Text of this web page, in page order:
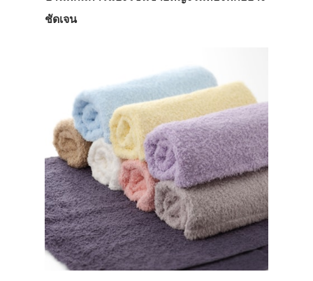
ชัดเจน
ประเทศญี่ปุ่น
เที่ยวญี่ปุ่นด้ว
เอง